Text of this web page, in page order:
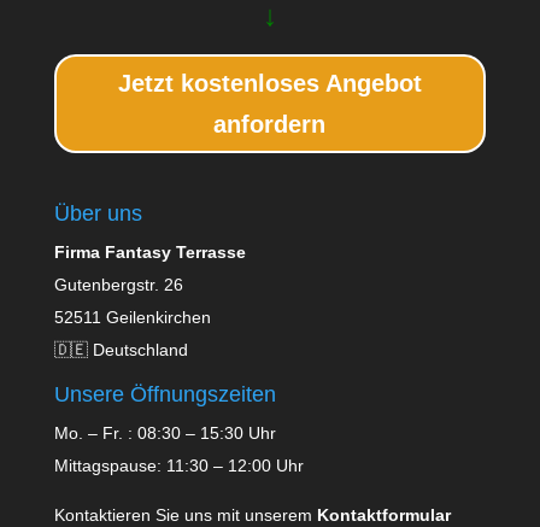
↓
Jetzt kostenloses Angebot
anfordern
Über uns
Firma Fantasy Terrasse
Gutenbergstr. 26
52511 Geilenkirchen
🇩🇪 Deutschland
Unsere Öffnungszeiten
Mo. – Fr. : 08:30 – 15:30 Uhr
Mittagspause: 11:30 – 12:00 Uhr
Kontaktieren Sie uns mit unserem Kontaktformular